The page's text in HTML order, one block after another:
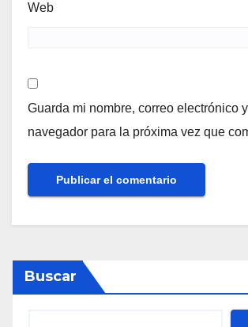
Web
Guarda mi nombre, correo electrónico
navegador para la próxima vez que
Buscar